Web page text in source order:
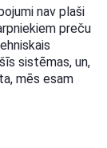
nav plaši
preču
sistēmas, un,
mēs esam